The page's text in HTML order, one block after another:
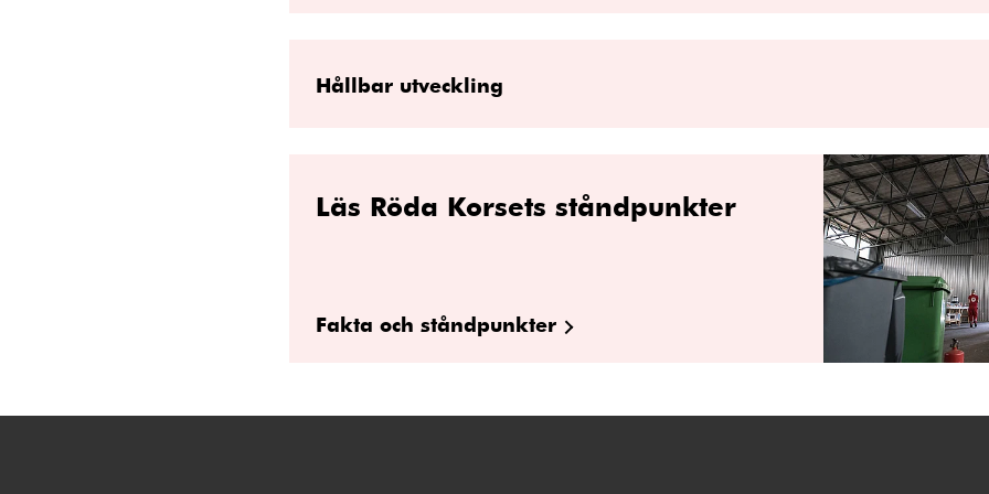
Hållbar utveckling
Läs Röda Korsets ståndpunkter
Fakta och ståndpunkter